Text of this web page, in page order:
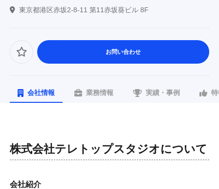
東京都港区赤坂2-8-11 第11赤坂葵ビル 8F
お問い合わせ
会社情報 業務情報 実績・事例
株式会社テレトップスタジオについて
会社紹介